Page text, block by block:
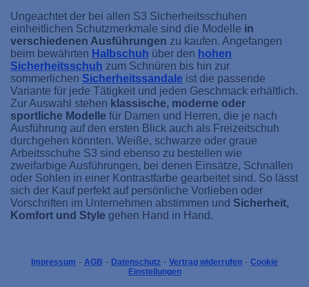
Ungeachtet der bei allen S3 Sicherheitsschuhen
einheitlichen Schutzmerkmale sind die Modelle in
verschiedenen Ausführungen zu kaufen. Angefangen
beim bewährten Halbschuh über den hohen
Sicherheitsschuh zum Schnüren bis hin zur
sommerlichen Sicherheitssandale ist die passende
Variante für jede Tätigkeit und jeden Geschmack erhältlich.
Zur Auswahl stehen klassische, moderne oder
sportliche Modelle für Damen und Herren, die je nach
Ausführung auf den ersten Blick auch als Freizeitschuh
durchgehen könnten. Weiße, schwarze oder graue
Arbeitsschuhe S3 sind ebenso zu bestellen wie
zweifarbige Ausführungen, bei denen Einsätze, Schnallen
oder Sohlen in einer Kontrastfarbe gearbeitet sind. So lässt
sich der Kauf perfekt auf persönliche Vorlieben oder
Vorschriften im Unternehmen abstimmen und Sicherheit,
Komfort und Style gehen Hand in Hand.
Impressum - AGB - Datenschutz - Vertrag widerrufen - Cookie
Einstellungen